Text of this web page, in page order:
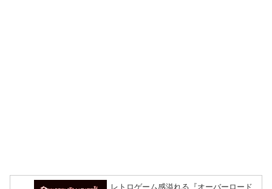
レトロゲーム感溢れる『オーバーロード